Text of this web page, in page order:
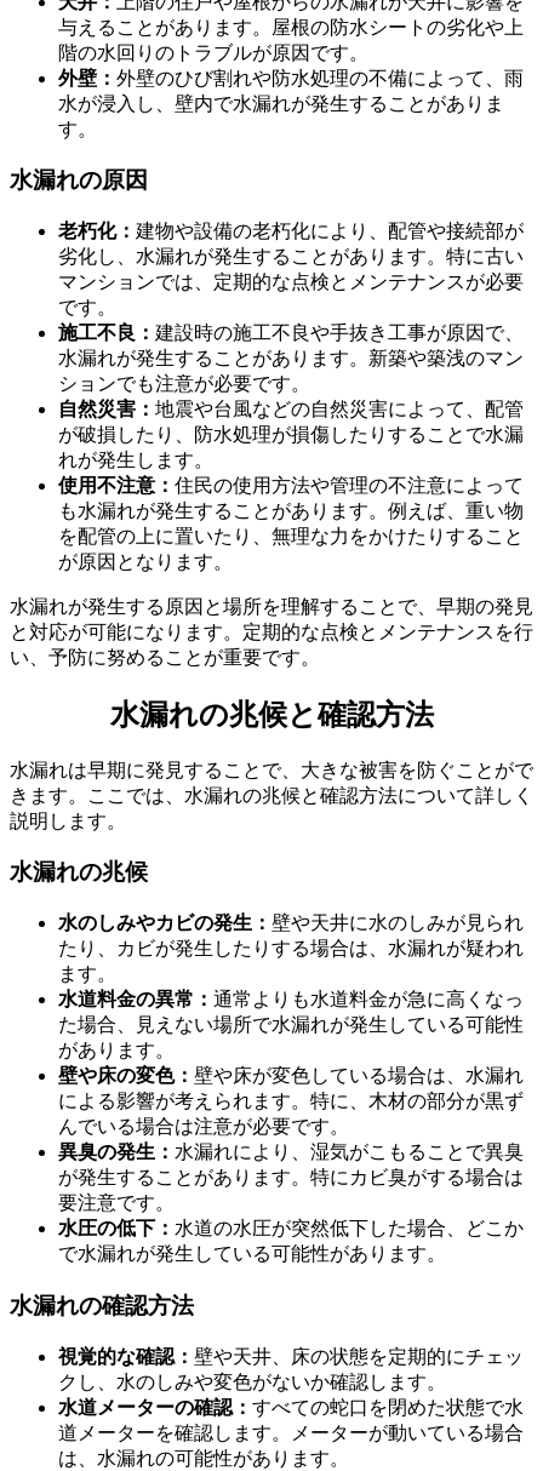
水漏れの原因
水漏れの兆候と確認方法
与えることがあります。屋根の防水シートの劣化や上
階の水回りのトラブルが原因です。
外壁： 外壁のひび割れや防水処理の不備によって、雨
水が浸入し、壁内で水漏れが発生することがありま
す。
水漏れの原因
老朽化： 建物や設備の老朽化により、配管や接続部が
劣化し、水漏れが発生することがあります。特に古い
マンションでは、定期的な点検とメンテナンスが必要
です。
施工不良： 建設時の施工不良や手抜き工事が原因で、
水漏れが発生することがあります。新築や築浅のマン
ションでも注意が必要です。
自然災害： 地震や台風などの自然災害によって、配管
が破損したり、防水処理が損傷したりすることで水漏
れが発生します。
使用不注意： 住民の使用方法や管理の不注意によって
も水漏れが発生することがあります。例えば、重い物
を配管の上に置いたり、無理な力をかけたりすること
が原因となります。
水漏れが発生する原因と場所を理解することで、早期の発見
と対応が可能になります。定期的な点検とメンテナンスを行
い、予防に努めることが重要です。
水漏れの兆候と確認方法
水漏れは早期に発見することで、大きな被害を防ぐことがで
きます。ここでは、水漏れの兆候と確認方法について詳しく
説明します。
水漏れの兆候
水のしみやカビの発生： 壁や天井に水のしみが見られ
たり、カビが発生したりする場合は、水漏れが疑われ
ます。
水道料金の異常： 通常よりも水道料金が急に高くなっ
た場合、見えない場所で水漏れが発生している可能性
があります。
壁や床の変色： 壁や床が変色している場合は、水漏れ
による影響が考えられます。特に、木材の部分が黒ず
んでいる場合は注意が必要です。
異臭の発生： 水漏れにより、湿気がこもることで異臭
が発生することがあります。特にカビ臭がする場合は
要注意です。
水圧の低下： 水道の水圧が突然低下した場合、どこか
で水漏れが発生している可能性があります。
水漏れの確認方法
視覚的な確認： 壁や天井、床の状態を定期的にチェッ
クし、水のしみや変色がないか確認します。
水道メーターの確認： すべての蛇口を閉めた状態で水
道メーターを確認します。メーターが動いている場合
は、水漏れの可能性があります。